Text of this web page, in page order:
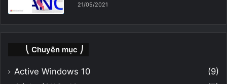
21/05/2021
⎝ Chuyên mục ⎠
Active Windows 10
(9)